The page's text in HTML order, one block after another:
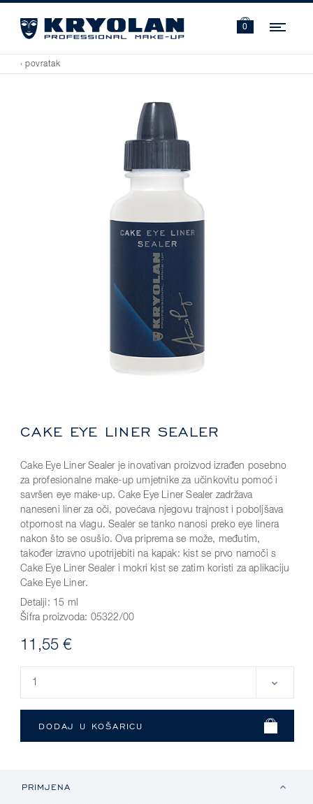
0
‹ povratak
CAKE EYE LINER SEALER
Cake Eye Liner Sealer je inovativan proizvod izrađen posebno
za profesionalne make-up umjetnike za učinkovitu pomoć i
savršen eye make-up. Cake Eye Liner Sealer zadržava
naneseni liner za oči, povećava njegovu trajnost i poboljšava
otpornost na vlagu. Sealer se tanko nanosi preko eye linera
nakon što se osušio. Ova priprema se može, međutim,
također izravno upotrijebiti na kapak: kist se prvo namoči s
Cake Eye Liner Sealer i mokri kist se zatim koristi za aplikaciju
Cake Eye Liner.
Detalji: 15 ml
Šifra proizvoda: 05322/00
11,55 €
PRIMJENA